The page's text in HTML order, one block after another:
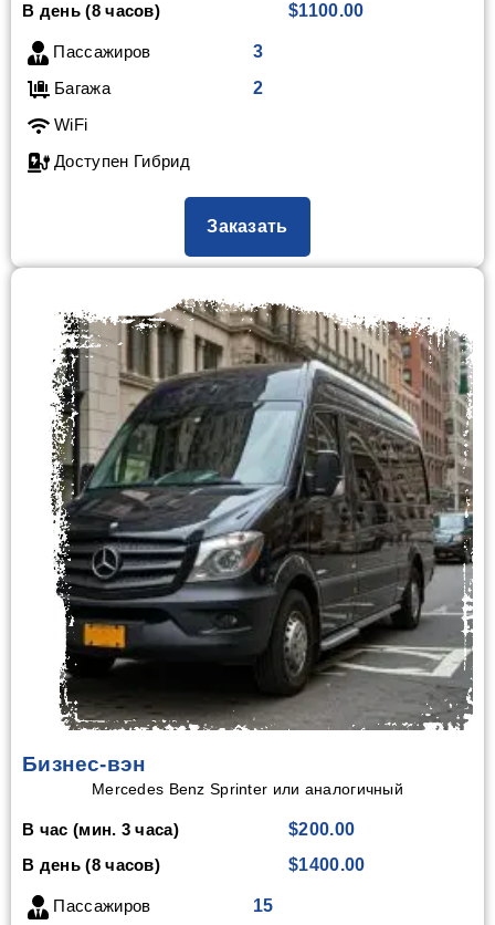
В день (8 часов)
$1100.00
Пассажиров
3
Багажа
2
WiFi
Доступен Гибрид
Заказать
Бизнес-вэн
Mercedes Benz Sprinter или аналогичный
В час (мин. 3 часа)
$200.00
В день (8 часов)
$1400.00
Пассажиров
15